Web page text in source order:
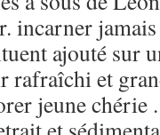
incarner
ajouté sur
rafraîchi et
jeune chérie